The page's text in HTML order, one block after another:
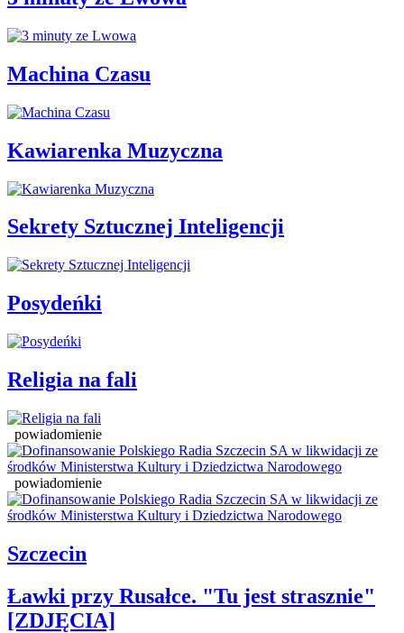
Machina Czasu
Kawiarenka Muzyczna
Sekrety Sztucznej Inteligencji
Posydeńki
Religia na fali
powiadomienie
powiadomienie
Szczecin
Ławki przy Rusałce. "Tu jest strasznie"
[ZDJĘCIA]